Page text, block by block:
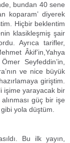
bundan 40 sene
koparam’ diyerek
Hiçbir beklentim
klasikleşmiş şair
Ayrıca tarifler,
Âkif’in,Yahya
Seyfeddin’in,
ve nice büyük
giriştim.
işime yarayacak bir
güç bir işe
yola düştüm.
Bu ilk yayın,